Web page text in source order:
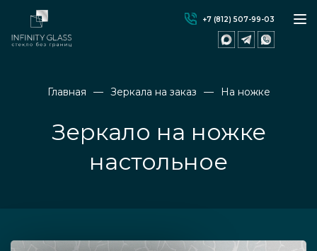
+7 (812) 507-99-03
Главная Зеркала на заказ На ножке
Зеркало на ножке
настольное